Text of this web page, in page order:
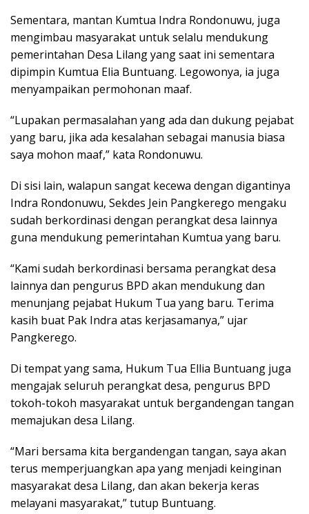
Sementara, mantan Kumtua Indra Rondonuwu, juga
mengimbau masyarakat untuk selalu mendukung
pemerintahan Desa Lilang yang saat ini sementara
dipimpin Kumtua Elia Buntuang. Legowonya, ia juga
menyampaikan permohonan maaf.
“Lupakan permasalahan yang ada dan dukung pejabat
yang baru, jika ada kesalahan sebagai manusia biasa
saya mohon maaf,” kata Rondonuwu.
Di sisi lain, walapun sangat kecewa dengan digantinya
Indra Rondonuwu, Sekdes Jein Pangkerego mengaku
sudah berkordinasi dengan perangkat desa lainnya
guna mendukung pemerintahan Kumtua yang baru.
“Kami sudah berkordinasi bersama perangkat desa
lainnya dan pengurus BPD akan mendukung dan
menunjang pejabat Hukum Tua yang baru. Terima
kasih buat Pak Indra atas kerjasamanya,” ujar
Pangkerego.
Di tempat yang sama, Hukum Tua Ellia Buntuang juga
mengajak seluruh perangkat desa, pengurus BPD
tokoh-tokoh masyarakat untuk bergandengan tangan
memajukan desa Lilang.
“Mari bersama kita bergandengan tangan, saya akan
terus memperjuangkan apa yang menjadi keinginan
masyarakat desa Lilang, dan akan bekerja keras
melayani masyarakat,” tutup Buntuang.